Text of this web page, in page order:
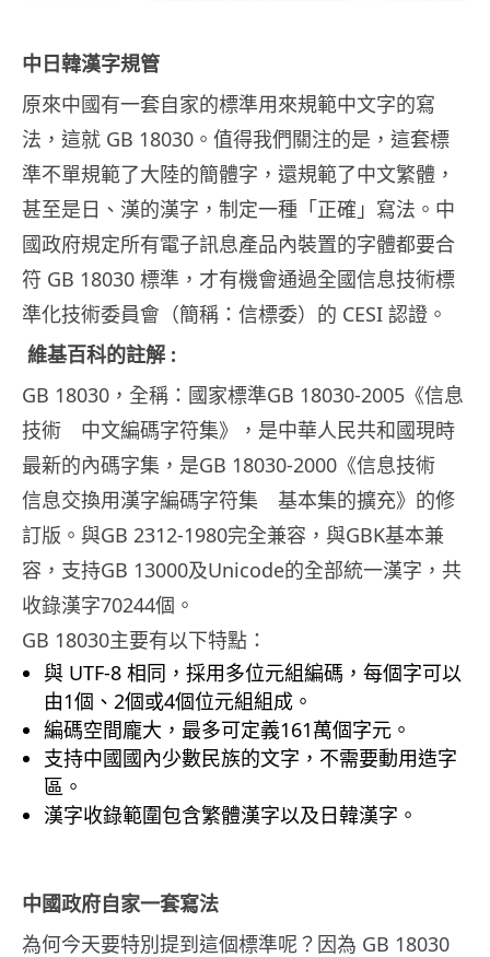
中日韓漢字規管
原來中國有一套自家的標準用來規範中文字的寫
法，這就 GB 18030。值得我們關注的是，這套標
準不單規範了大陸的簡體字，還規範了中文繁體，
甚至是日、漢的漢字，制定一種「正確」寫法。中
國政府規定所有電子訊息產品內裝置的字體都要合
符 GB 18030 標準，才有機會通過全國信息技術標
準化技術委員會（簡稱：信標委）的 CESI 認證。
維基百科的註解 :
GB 18030，全稱：國家標準GB 18030-2005《信息
技術 中文編碼字符集》，是中華人民共和國現時
最新的內碼字集，是GB 18030-2000《信息技術
信息交換用漢字編碼字符集 基本集的擴充》的修
訂版。與GB 2312-1980完全兼容，與GBK基本兼
容，支持GB 13000及Unicode的全部統一漢字，共
收錄漢字70244個。
GB 18030主要有以下特點：
與 UTF-8 相同，採用多位元組編碼，每個字可以
由1個、2個或4個位元組組成。
編碼空間龐大，最多可定義161萬個字元。
支持中國國內少數民族的文字，不需要動用造字
區。
漢字收錄範圍包含繁體漢字以及日韓漢字。
中國政府自家一套寫法
為何今天要特別提到這個標準呢？因為 GB 18030